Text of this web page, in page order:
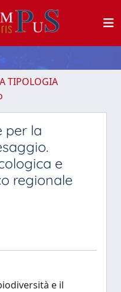
TIPOLOGIA
per la
e
regionale
e il